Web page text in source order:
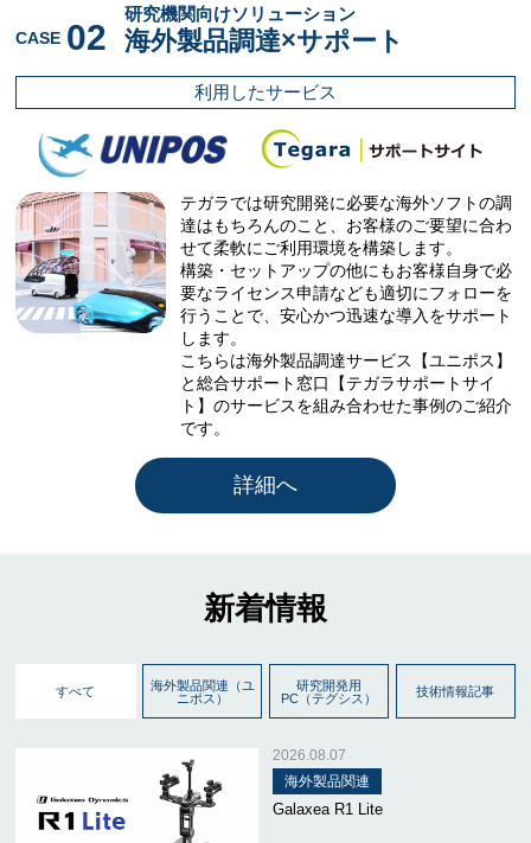
CASE 02
研究機関向けソリューション
海外製品調達×サポート
利用したサービス
テガラでは研究開発に必要な海外ソフトの調
達はもちろんのこと、お客様のご要望に合わ
せて柔軟にご利用環境を構築します。
構築・セットアップの他にもお客様自身で必
要なライセンス申請なども適切にフォローを
行うことで、安心かつ迅速な導入をサポート
します。
こちらは海外製品調達サービス【ユニポス】
と総合サポート窓口【テガラサポートサイ
ト】のサービスを組み合わせた事例のご紹介
です。
詳細へ
新着情報
すべて
海外製品関連（ユ
ニポス）
研究開発用
PC（テグシス）
技術情報記事
2026.08.07
海外製品関連
Galaxea R1 Lite